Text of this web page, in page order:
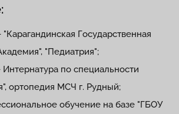
"Карагандинская Государственная
"Педиатрия";
Интернатура по специальности
ортопедия МСЧ г. Рудный;
обучение на базе "ГБОУ